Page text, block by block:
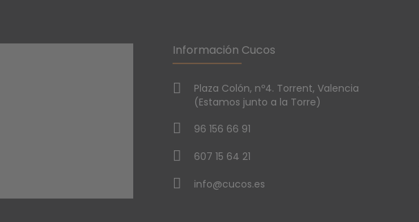
Información Cucos
Plaza Colón, nº4. Torrent, Valencia
(Estamos junto a la Torre)
96 156 66 91
607 15 64 21
info@cucos.es